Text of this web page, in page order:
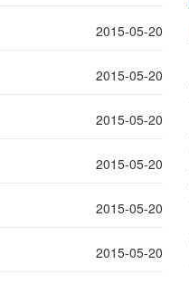
2015-05-20
2015-05-20
2015-05-20
2015-05-20
2015-05-20
2015-05-20